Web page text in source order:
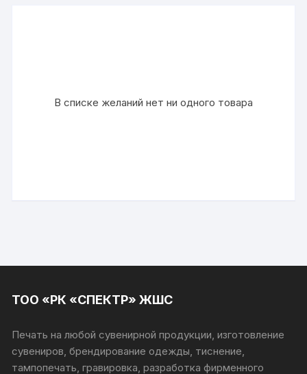
В списке желаний нет ни одного товара
ТОО «РК «СПЕКТР» ЖШС
Печать на любой сувенирной продукции, изготовление
сувениров, брендирование одежды, тиснение,
тампопечать, гравировка, разработка фирменного